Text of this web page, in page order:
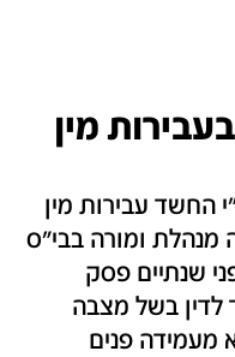
מין
החשד עבירות מין
מנהלת ומורה בבי"ס
שנתיים פסק
לדין בשל מצבה
מעמידה פנים